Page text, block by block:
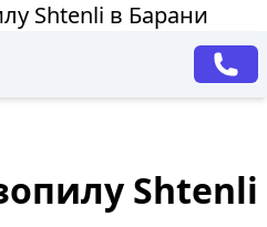
Shtenli в Барани
Shtenli